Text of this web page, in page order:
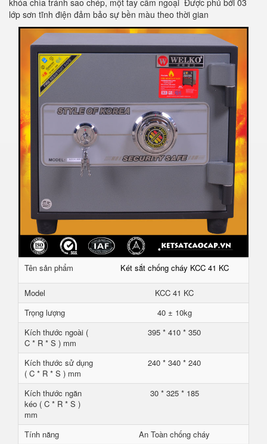
khóa chìa tránh sao chép, một tay cầm ngoại Được phủ bởi 03
lớp sơn tĩnh điện đảm bảo sự bền màu theo thời gian
Tên sản phẩm Két sắt chống cháy KCC 41 KC
Model
KCC 41 KC
Trọng lượng
40 ± 10kg
Kích thước ngoài (
C * R * S ) mm
395 * 410 * 350
Kích thước sử dụng
( C * R * S ) mm
240 * 340 * 240
Kích thước ngăn
kéo ( C * R * S )
mm
30 * 325 * 185
Tính năng
An Toàn chống cháy